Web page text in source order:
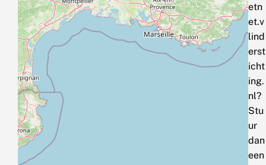
etn
et.v
lind
erst
icht
ing.
nl?
Stu
ur
dan
een